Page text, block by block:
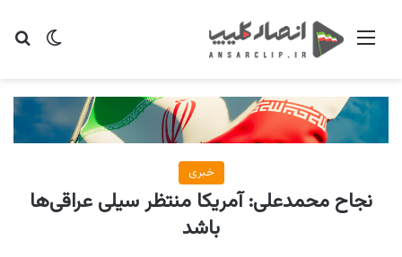
تغییر منو
خبری
نجاح محمدعلی: آمریکا منتظر سیلی عراقی‌ها
باشد